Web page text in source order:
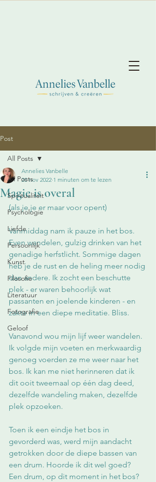
Post
All Posts
Spiritualiteit
Psychologie
Liefde
Persoonlijk
Kunst
Filosofie
Literatuur
Fotografie
Geloof
All Posts
Magie is overal
Annelies Vanbelle
20 nov 2022 1 minuten om te lezen
(als je je er maar voor opent)
Vanmiddag nam ik pauze in het bos.
Even wandelen, gulzig drinken van het
genadige herfstlicht. Sommige dagen
heb je de rust en de heling meer nodig
dan andere. Ik zocht een beschutte
plek - er waren behoorlijk wat
passanten en joelende kinderen - en
zakte in een diepe meditatie. Bliss.
Vanavond wou mijn lijf weer wandelen.
Ik volgde mijn voeten en merkwaardig
genoeg voerden ze me weer naar het
bos. Ik kan me niet herinneren dat ik
dit ooit tweemaal op één dag deed,
dezelfde wandeling maken, dezelfde
plek opzoeken.
Toen ik een eindje het bos in
gevorderd was, werd mijn aandacht
getrokken door de diepe bassen van
een drum. Hoorde ik dit wel goed?
Een drum, op dit moment in het bos?